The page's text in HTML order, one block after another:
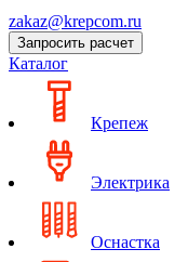
zakaz@krepcom.ru
Запросить расчет
Каталог
Крепеж
Электрика
Оснастка